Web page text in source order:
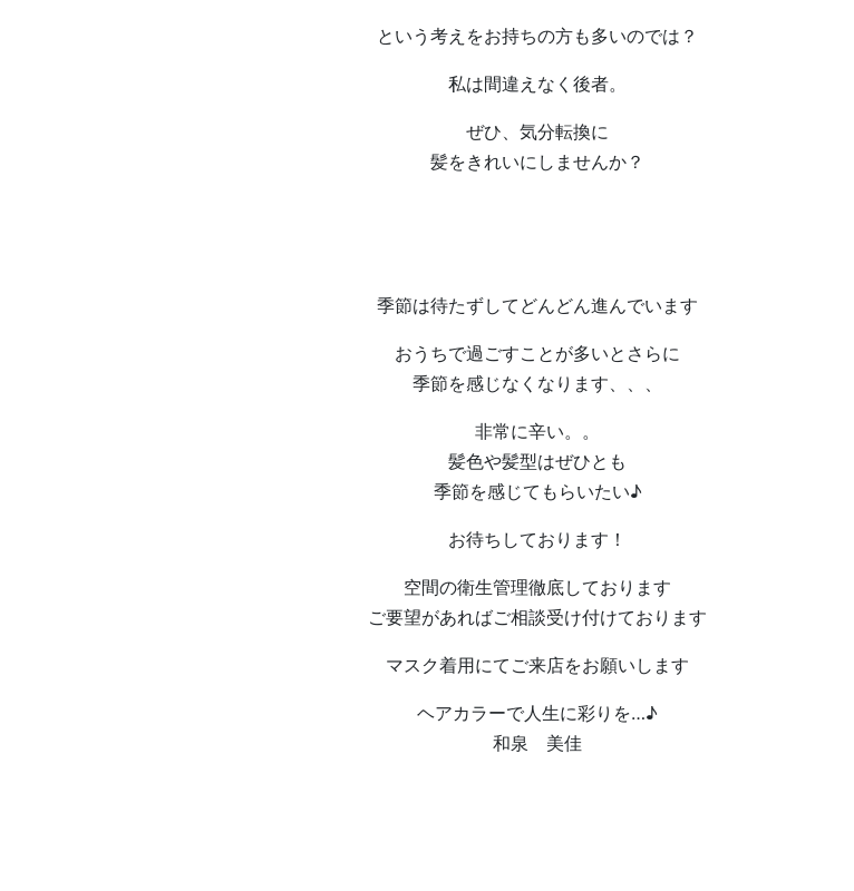
という考えをお持ちの方も多いのでは？
私は間違えなく後者。
ぜひ、気分転換に
髪をきれいにしませんか？
季節は待たずしてどんどん進んでいます
おうちで過ごすことが多いとさらに
季節を感じなくなります、、、
非常に辛い。。
髪色や髪型はぜひとも
季節を感じてもらいたい♪
お待ちしております！
空間の衛生管理徹底しております
ご要望があればご相談受け付けております
マスク着用にてご来店をお願いします
ヘアカラーで人生に彩りを…♪
和泉 美佳